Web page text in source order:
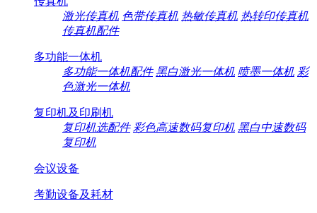
激光传真机 色带传真机 热敏传真机 热转印传真机
传真机配件
多功能一体机
多功能一体机配件 黑白激光一体机 喷墨一体机 彩
色激光一体机
复印机及印刷机
复印机选配件 彩色高速数码复印机 黑白中速数码
复印机
会议设备
考勤设备及耗材